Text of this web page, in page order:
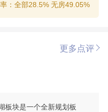
：全部28.5% 无房49.05%
更多点评
板块是一个全新规划板